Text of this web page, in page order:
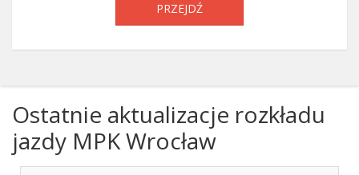
PRZEJDŹ
Ostatnie aktualizacje rozkładu
jazdy MPK Wrocław